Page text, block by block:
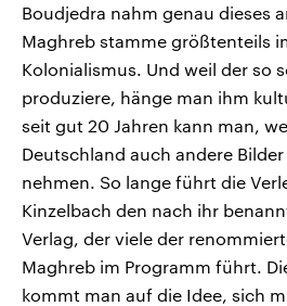
Boudjedra nahm genau dieses
Maghreb stamme größtenteils
Kolonialismus. Und weil der so
produziere, hänge man ihm
seit gut 20 Jahren kann man,
Deutschland auch andere
nehmen. So lange führt die
Kinzelbach den nach ihr
Verlag, der viele der
Maghreb im Programm führt.
kommt man auf die Idee, sich